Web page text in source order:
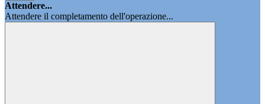
Attendere...
Attendere il completamento dell'operazione...